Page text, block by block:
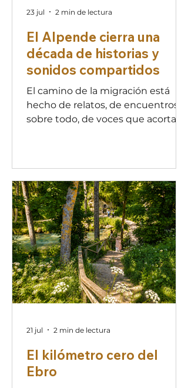
El Alpende cierra una
década de historias y
sonidos compartidos
El camino de la migración está
hecho de relatos, de encuentros y,
sobre todo, de voces que acortan
sensible y rigurosa dirección de
Leny González, ha sido ese refugio
en las ondas donde la diversidad
se escucha, se comprende y se
celebra. Al despedir este mes de
junio, cerramos un ciclo
inolvidable: el broche de oro a
nuestra décima temporada. Nos
tomamos un breve
23 jul 2 min de lectura
El kilómetro cero del
Ebro
21 jul 2 min de lectura